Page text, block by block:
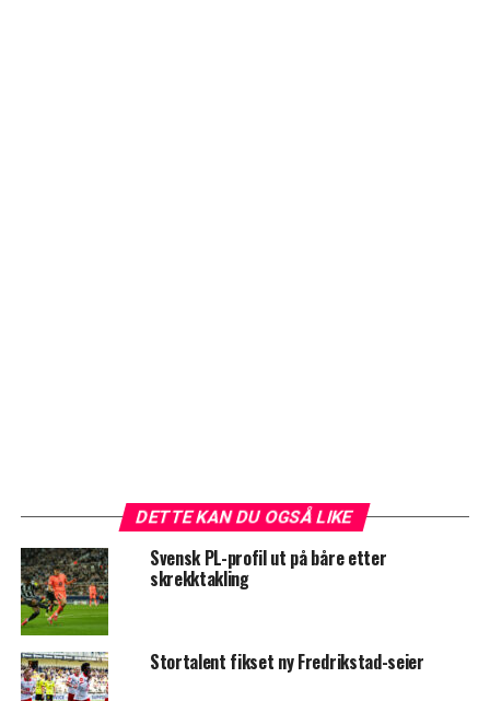
DETTE KAN DU OGSÅ LIKE
Svensk PL-profil ut på båre etter
skrekktakling
Stortalent fikset ny Fredrikstad-seier